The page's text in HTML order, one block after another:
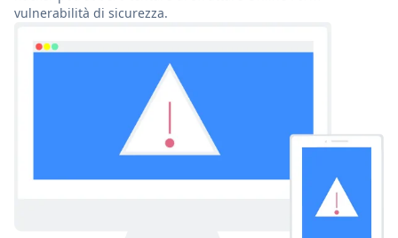
vulnerabilità di sicurezza.